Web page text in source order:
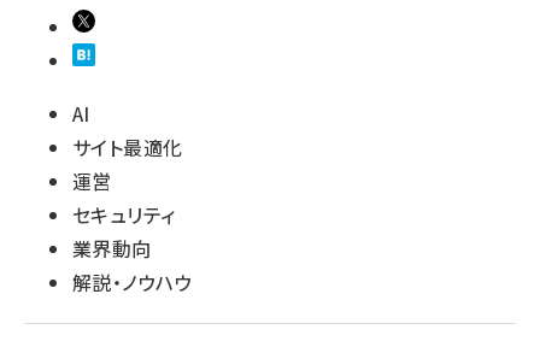
AI
サイト最適化
運営
セキュリティ
業界動向
解説・ノウハウ